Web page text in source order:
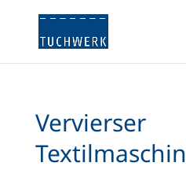
Vervierser